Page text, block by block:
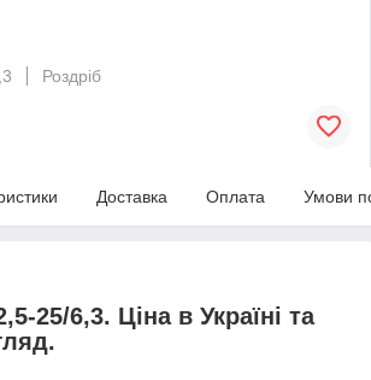
Роздріб
Доставка Оплата Умови
25/6,3. Ціна в Україні та